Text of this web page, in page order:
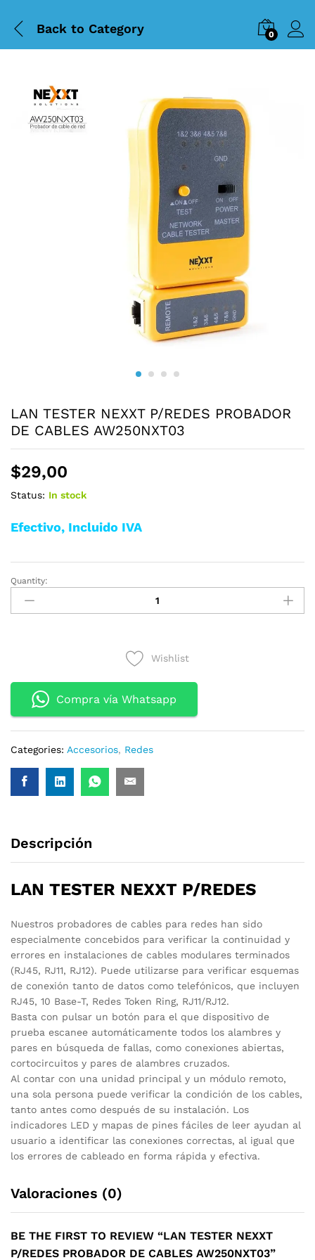
Back to Category 0
LAN TESTER NEXXT P/REDES PROBADOR
DE CABLES AW250NXT03
$29,00
Status: In stock
Efectivo, Incluido IVA
LAN
TESTER
NEXXT
AW250NXT03
quantity
Quantity:
Wishlist
Compra vía Whatsapp
Categories: Accesorios, Redes
Descripción
LAN TESTER NEXXT P/REDES
Nuestros probadores de cables para redes han sido
especialmente concebidos para verificar la continuidad y
errores en instalaciones de cables modulares terminados
(RJ45, RJ11, RJ12). Puede utilizarse para verificar esquemas
de conexión tanto de datos como telefónicos, que incluyen
RJ45, 10 Base-T, Redes Token Ring, RJ11/RJ12.
Basta con pulsar un botón para el que dispositivo de
prueba escanee automáticamente todos los alambres y
pares en búsqueda de fallas, como conexiones abiertas,
cortocircuitos y pares de alambres cruzados.
Al contar con una unidad principal y un módulo remoto,
una sola persona puede verificar la condición de los cables,
tanto antes como después de su instalación. Los
indicadores LED y mapas de pines fáciles de leer ayudan al
usuario a identificar las conexiones correctas, al igual que
los errores de cableado en forma rápida y efectiva.
Valoraciones (0)
BE THE FIRST TO REVIEW “LAN TESTER NEXXT
P/REDES PROBADOR DE CABLES AW250NXT03”